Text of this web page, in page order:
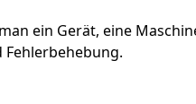
ein Gerät, eine